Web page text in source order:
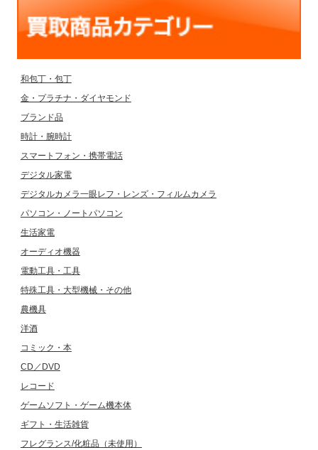
和包丁・包丁
金・プラチナ・ダイヤモンド
ブランド品
時計・腕時計
スマートフォン・携帯電話
デジタル家電
デジタルカメラ一眼レフ・レンズ・フィルムカメラ
パソコン・ノートパソコン
生活家電
オーディオ機器
電動工具・工具
特殊工具・大型機械・その他
農機具
洋酒
コミック・本
CD／DVD
レコード
ゲームソフト・ゲーム機本体
ギフト・生活雑貨
フレグランス/化粧品（未使用）